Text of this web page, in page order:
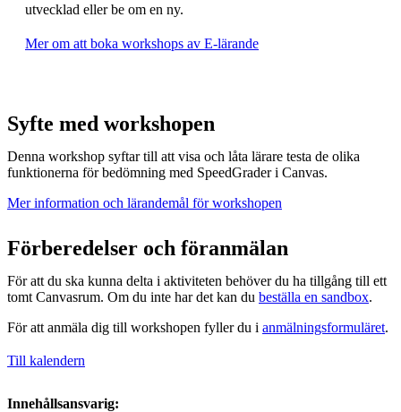
utvecklad eller be om en ny.
Mer om att boka workshops av E-lärande
Syfte med workshopen
Denna workshop syftar till att visa och låta lärare testa de olika
funktionerna för bedömning med SpeedGrader i Canvas.
Mer information och lärandemål för workshopen
Förberedelser och föranmälan
För att du ska kunna delta i aktiviteten behöver du ha tillgång till ett
tomt Canvasrum. Om du inte har det kan du beställa en sandbox.
För att anmäla dig till workshopen fyller du i anmälningsformuläret.
Till kalendern
Innehållsansvarig: